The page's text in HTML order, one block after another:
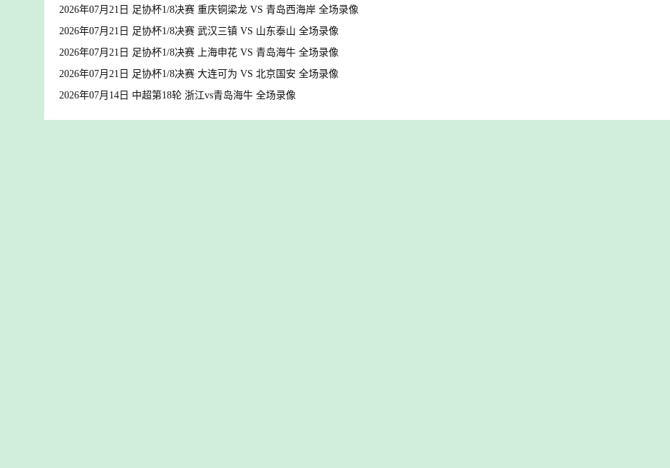
2026年07月21日 足协杯1/8决赛 重庆铜梁龙 VS 青岛西海岸 全场录像
2026年07月21日 足协杯1/8决赛 武汉三镇 VS 山东泰山 全场录像
2026年07月21日 足协杯1/8决赛 上海申花 VS 青岛海牛 全场录像
2026年07月21日 足协杯1/8决赛 大连可为 VS 北京国安 全场录像
2026年07月14日 中超第18轮 浙江vs青岛海牛 全场录像